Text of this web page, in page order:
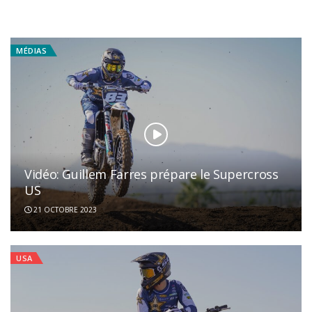
INTERVIEWS
MÉDIAS
Vidéo: Guillem Farres prépare le Supercross
US
21 OCTOBRE 2023
USA